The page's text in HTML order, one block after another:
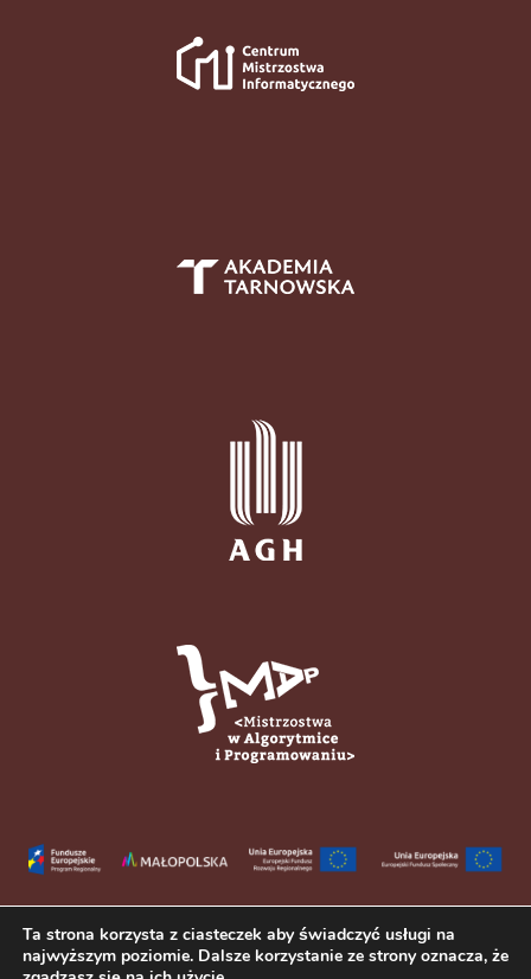
Ta strona korzysta z ciasteczek aby świadczyć usługi na
najwyższym poziomie. Dalsze korzystanie ze strony oznacza, że